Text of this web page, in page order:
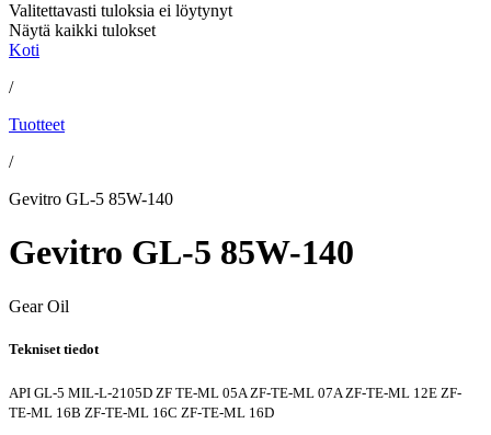
Valitettavasti tuloksia ei löytynyt
Näytä kaikki tulokset
Koti
/
Tuotteet
/
Gevitro GL-5 85W-140
Gevitro GL-5 85W-140
Gear Oil
Tekniset tiedot
API GL-5 MIL-L-2105D ZF TE-ML 05AZF-TE-ML 07AZF-TE-ML 12E ZF-
TE-ML 16B ZF-TE-ML 16C ZF-TE-ML 16D